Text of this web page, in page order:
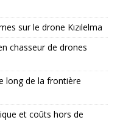
sur le drone Kızılelma
chasseur de drones
long de la frontière
et coûts hors de